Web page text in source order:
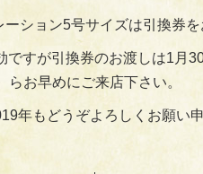
ション5号サイズは引換券を
すが引換券のお渡しは1月
らお早めにご来店下さい。
年もどうぞよろしくお願い